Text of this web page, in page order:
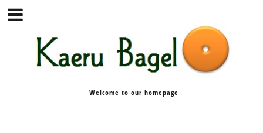
Welcome to our homepage